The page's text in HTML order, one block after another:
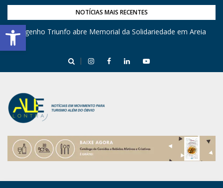
Barra de Ferramentas Aberta
NOTÍCIAS MAIS RECENTES
Engenho Triunfo abre Memorial da Solidariedade em Areia